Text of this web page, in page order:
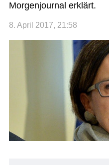
Morgenjournal erklärt.
8. April 2017, 21:58